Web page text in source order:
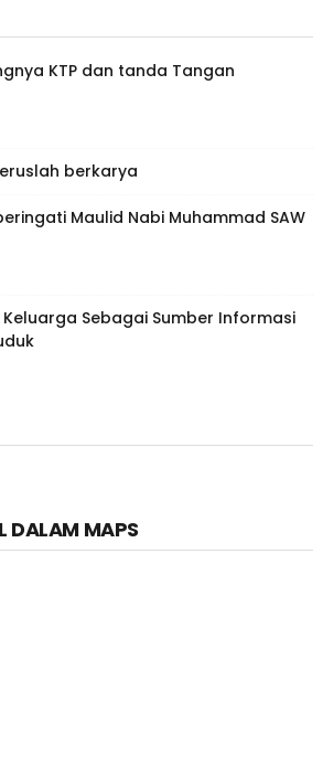
KTP dan tanda Tangan
berkarya
Maulid Nabi Muhammad SAW
Sebagai Sumber Informasi
DALAM MAPS